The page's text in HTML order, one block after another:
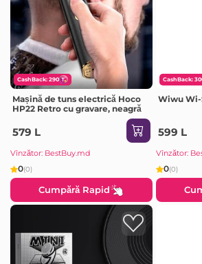
CashBack: 290
Mașină de tuns electrică Hoco
HP22 Retro cu gravare, neagră
579 L
Vînzător: BestBuy.md
0(0)
Cumpără Rapid
CashBack:
Wiwu Wi-
599 L
Vînzător:
0(0)